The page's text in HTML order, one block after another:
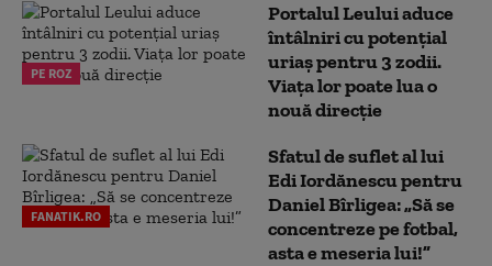
PE ROZ
Portalul Leului aduce
întâlniri cu potențial
uriaș pentru 3 zodii.
Viața lor poate lua o
nouă direcție
FANATIK.RO
Sfatul de suflet al lui
Edi Iordănescu pentru
Daniel Bîrligea: „Să se
concentreze pe fotbal,
asta e meseria lui!”